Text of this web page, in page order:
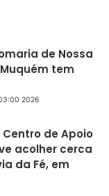
de Nossa
tem
2026
Centro de Apoio
acolher cerca
da Fé, em